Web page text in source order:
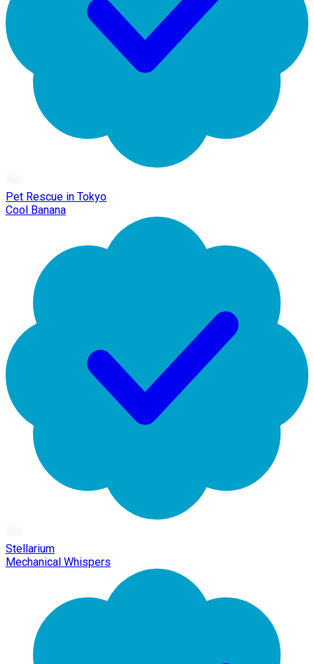
Pet Rescue in Tokyo
Cool Banana
Stellarium
Mechanical Whispers